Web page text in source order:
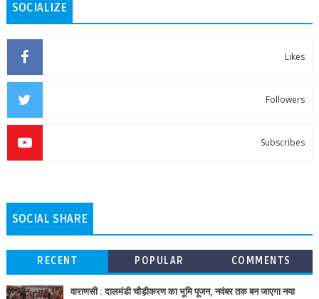
SOCIALIZE
Likes
Followers
Subscribes
SOCIAL SHARE
RECENT POPULAR COMMENTS
वाराणसी : दालमंडी चौड़ीकरण का भूमि पूजन, नवंबर तक बन जाएगा नया